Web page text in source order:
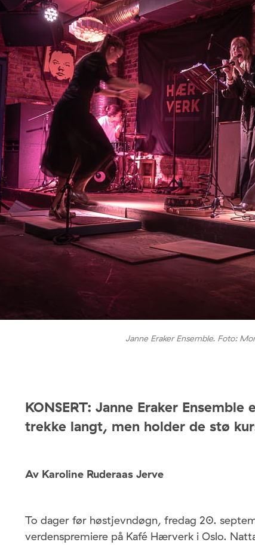
Janne Eraker Ensemble. Foto:
KONSERT: Janne Eraker
trekke langt, men holder de stø
Av Karoline Ruderaas Jerve
To dager før høstjevndøgn, fredag 20.
verdenspremiere på Kafé Hærverk i Oslo.